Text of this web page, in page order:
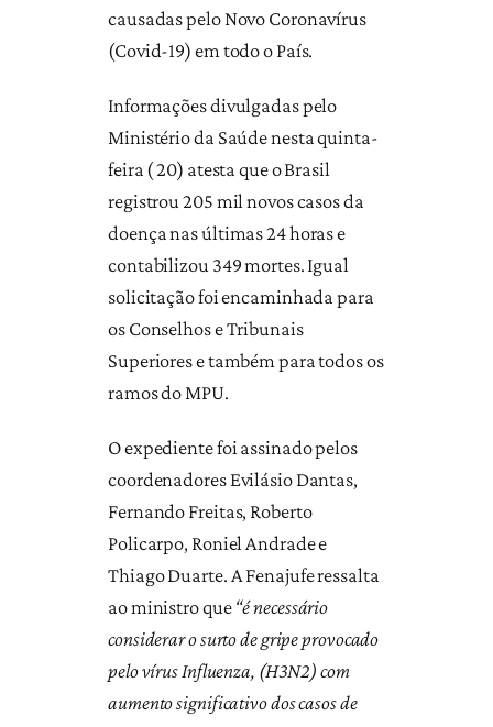
causadas pelo Novo Coronavírus
(Covid-19) em todo o País.
Informações divulgadas pelo
Ministério da Saúde nesta quinta-
feira ( 20) atesta que o Brasil
registrou 205 mil novos casos da
doença nas últimas 24 horas e
contabilizou 349 mortes. Igual
solicitação foi encaminhada para
os Conselhos e Tribunais
Superiores e também para todos os
ramos do MPU.
O expediente foi assinado pelos
coordenadores Evilásio Dantas,
Fernando Freitas, Roberto
Policarpo, Roniel Andrade e
Thiago Duarte. A Fenajufe ressalta
ao ministro que“é necessário
considerar o surto de gripe provocado
pelo vírus Influenza, (H3N2) com
aumento significativo dos casos de